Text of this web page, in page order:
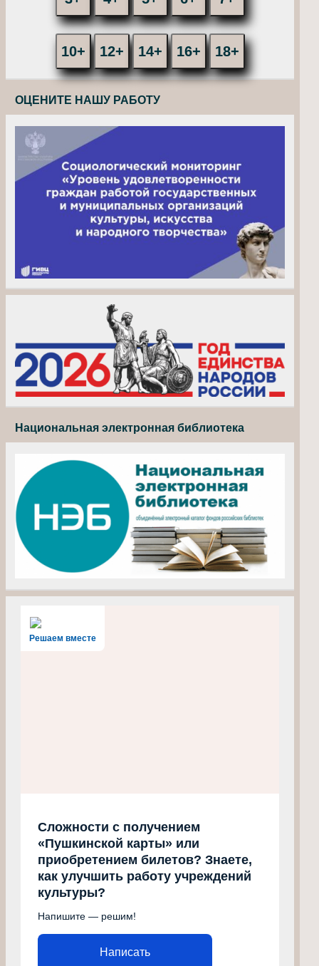
10+ 12+ 14+ 16+ 18+
ОЦЕНИТЕ НАШУ РАБОТУ
Национальная электронная библиотека
Решаем вместе
Сложности с получением
«Пушкинской карты» или
приобретением билетов? Знаете,
как улучшить работу учреждений
культуры?
Напишите — решим!
Написать